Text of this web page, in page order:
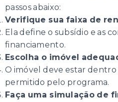
passos abaixo:
Verifique sua faixa de
Ela define o subsídio e as
financiamento.
Escolha o imóvel
O imóvel deve estar
permitido pelo programa.
Faça uma simulação de